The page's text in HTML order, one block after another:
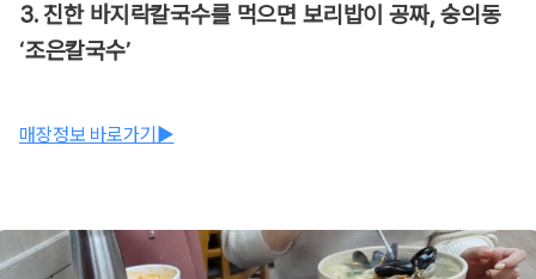
3. 진한 바지락칼국수를 먹으면 보리밥이 공짜, 숭의동
‘조은칼국수’
매장정보 바로가기▶